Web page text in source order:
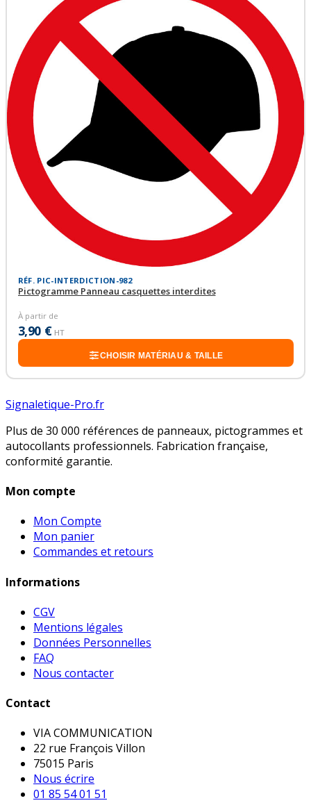
RÉF. PIC-INTERDICTION-982
Pictogramme Panneau casquettes interdites
À partir de
3,90 € HT
CHOISIR MATÉRIAU & TAILLE
Signaletique-Pro.fr
Plus de 30 000 références de panneaux, pictogrammes et
autocollants professionnels. Fabrication française,
conformité garantie.
Mon compte
Mon Compte
Mon panier
Commandes et retours
Informations
CGV
Mentions légales
Données Personnelles
FAQ
Nous contacter
Contact
VIA COMMUNICATION
22 rue François Villon
75015 Paris
Nous écrire
01 85 54 01 51